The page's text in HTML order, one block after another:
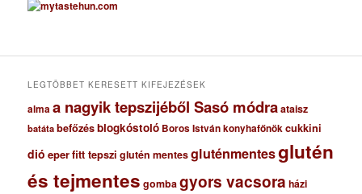
h
u
LEGTÖBBET KERESETT KIFEJEZÉSEK
almaa nagyik tepszijéből Sasó módraataisz
batáta befőzésblogkóstoló Boros István konyhafőnökcukkini
dió eperfitt tepszi glutén mentesgluténmentesglutén
és tejmentes gombagyors vacsora házi